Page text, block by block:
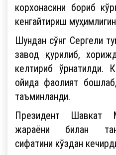
корхонасини бориб
кенгайтириш
Шундан сўнг Сергели
завод қурилиб,
келтириб ўрнатилди.
ойида фаолият
таъминланди.
Президент Шавкат
жараёни билан
сифатини кўздан